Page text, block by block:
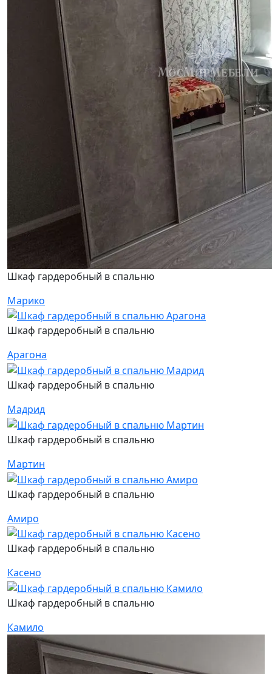
Шкаф гардеробный в спальню
Марико
Шкаф гардеробный в спальню
Арагона
Шкаф гардеробный в спальню
Мадрид
Шкаф гардеробный в спальню
Мартин
Шкаф гардеробный в спальню
Амиро
Шкаф гардеробный в спальню
Касено
Шкаф гардеробный в спальню
Камило